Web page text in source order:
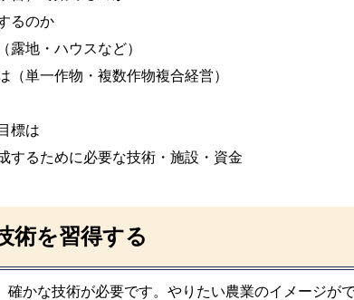
のか
・ハウスなど）
一作物・複数作物複合経営）
は
ために必要な技術・施設・資金
を習得する
かな技術が必要です。やりたい農業のイメージが